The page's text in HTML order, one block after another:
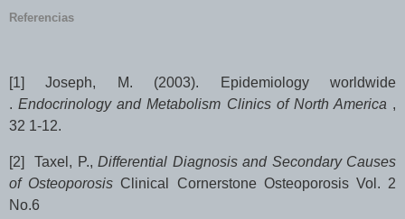
Referencias
[1]
Joseph, M. (2003). Epidemiology worldwide
.Endocrinology and Metabolism Clinics of North America ,
32 1-12.
[2] Taxel, P., Differential Diagnosis and Secondary Causes
of Osteoporosis Clinical Cornerstone Osteoporosis Vol. 2
No.6